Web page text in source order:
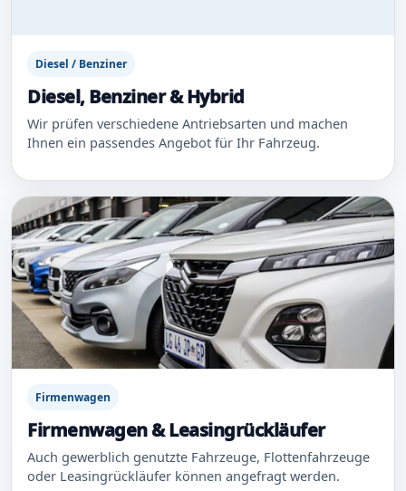
Diesel / Benziner
Diesel, Benziner & Hybrid
Wir prüfen verschiedene Antriebsarten und machen
Ihnen ein passendes Angebot für Ihr Fahrzeug.
Firmenwagen
Firmenwagen & Leasingrückläufer
Auch gewerblich genutzte Fahrzeuge, Flottenfahrzeuge
oder Leasingrückläufer können angefragt werden.